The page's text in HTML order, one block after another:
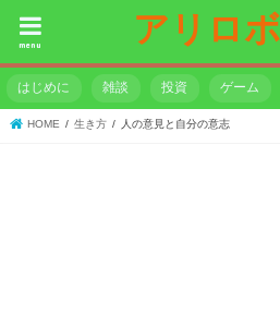
アリロ
menu
はじめに 雑談 投資 ゲーム
HOME 生き方 人の意見と自分の意志